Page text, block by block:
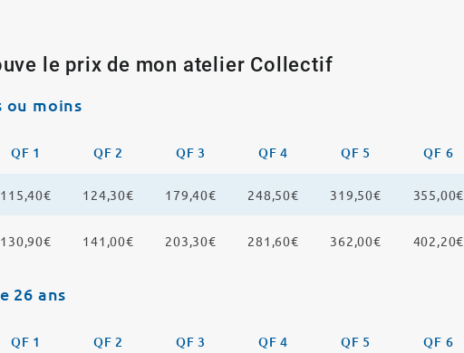
le prix de mon atelier Collectif
ou moins
QF 1 QF 2 QF 3 QF 4 QF 5 QF 6
115,40€ 124,30€ 179,40€ 248,50€ 319,50€ 355,00€
130,90€ 141,00€ 203,30€ 281,60€ 362,00€ 402,20€
26 ans
QF 1 QF 2 QF 3 QF 4 QF 5 QF 6